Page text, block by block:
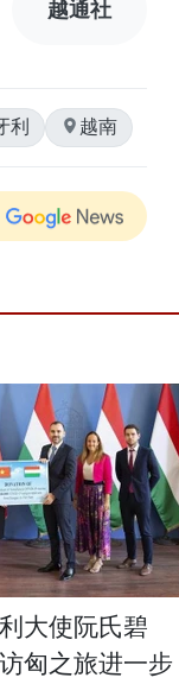
越通社
利 越南
大使阮氏碧
匈之旅进一步